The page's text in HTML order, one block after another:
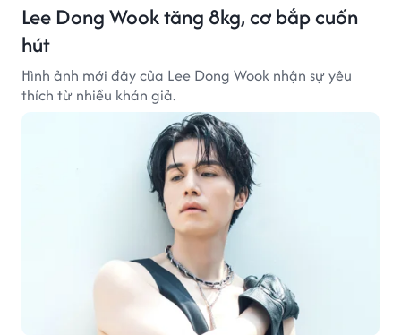
Lee Dong Wook tăng 8kg, cơ bắp cuốn
hút
Hình ảnh mới đây của Lee Dong Wook nhận sự yêu
thích từ nhiều khán giả.